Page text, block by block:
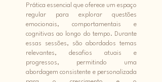
Prática essencial que oferece um espaço
regular para explorar questões
emocionais, comportamentais e
cognitivas ao longo do tempo. Durante
essas sessões, são abordados temas
relevantes, desafios atuais e
progressos, permitindo uma
abordagem consistente e personalizada